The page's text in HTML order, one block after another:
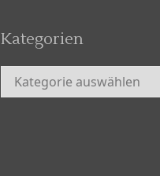
Kategorien
Kategorien